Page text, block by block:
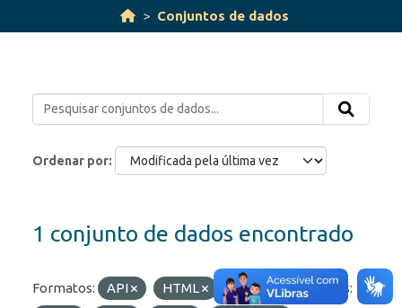
Conjuntos de dados
Ordenar por
1 conjunto de dados encontrado
Formatos: API HTML JSON
Etiquetas: